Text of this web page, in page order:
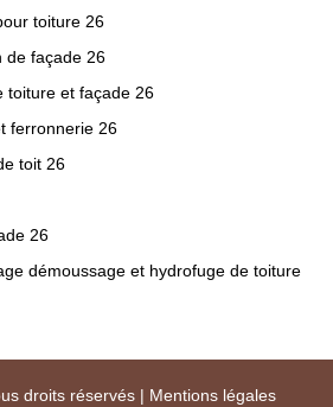
toiture 26
de façade 26
toiture et façade 26
ferronnerie 26
toit 26
26
démoussage et hydrofuge de toiture
droits réservés | Mentions légales